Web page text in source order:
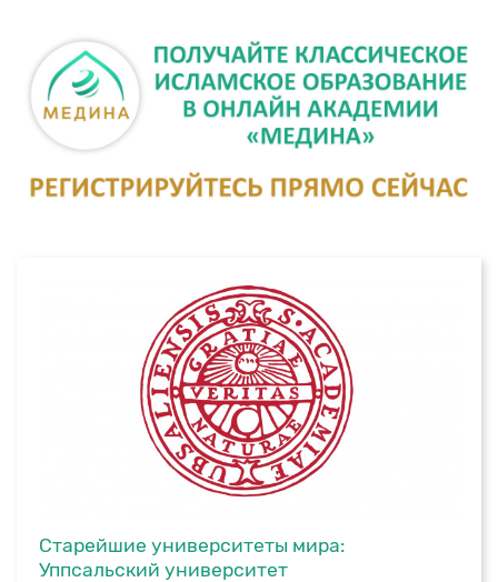
Старейшие университеты мира:
Уппсальский университет